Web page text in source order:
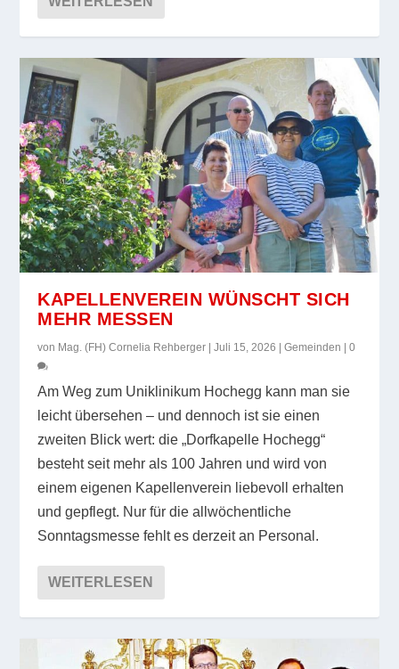
KAPELLENVEREIN WÜNSCHT SICH
MEHR MESSEN
von Mag. (FH) Cornelia Rehberger |Juli 15, 2026 |Gemeinden |0
Am Weg zum Uniklinikum Hochegg kann man sie
leicht übersehen – und dennoch ist sie einen
zweiten Blick wert: die „Dorfkapelle Hochegg“
besteht seit mehr als 100 Jahren und wird von
einem eigenen Kapellenverein liebevoll erhalten
und gepflegt. Nur für die allwöchentliche
Sonntagsmesse fehlt es derzeit an Personal.
WEITERLESEN